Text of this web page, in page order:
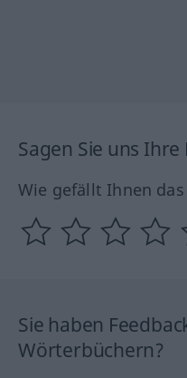
Sagen Sie uns
Wie gefällt Ihnen
Sie haben
Wörterbüchern?